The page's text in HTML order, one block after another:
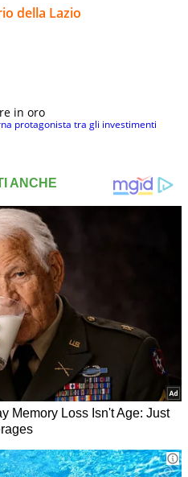
della Lazio
in oro
protagonista tra gli investimenti